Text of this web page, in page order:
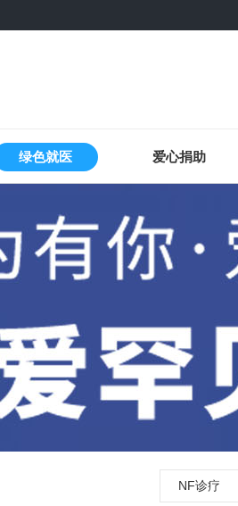
绿色就医 爱心捐助
NF诊疗